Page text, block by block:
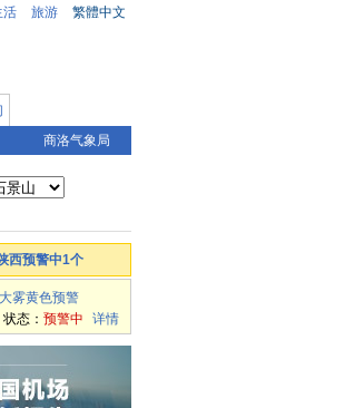
活 旅游
繁體中文
商洛气象局
西预警中1个
雾黄色预警
状态： 预警中 详情